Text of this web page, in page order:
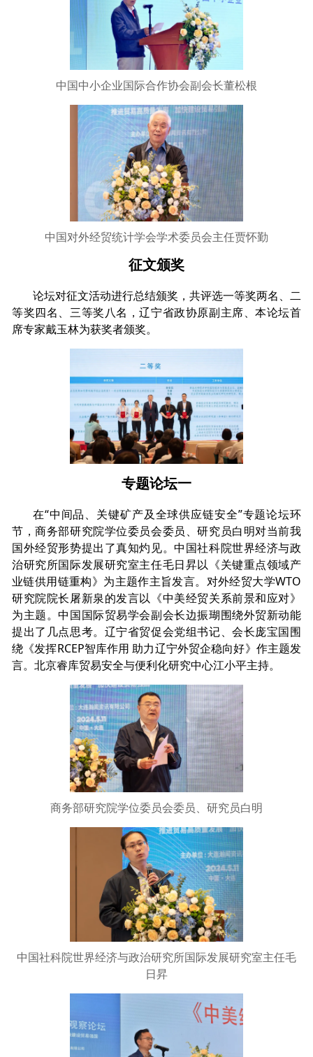
中国中小企业国际合作协会副会长董松根
中国对外经贸统计学会学术委员会主任贾怀勤
征文颁奖
论坛对征文活动进行总结颁奖，共评选一等奖两名、二
等奖四名、三等奖八名，辽宁省政协原副主席、本论坛首
席专家戴玉林为获奖者颁奖。
专题论坛一
在“中间品、关键矿产及全球供应链安全”专题论坛环
节，商务部研究院学位委员会委员、研究员白明对当前我
国外经贸形势提出了真知灼见。中国社科院世界经济与政
治研究所国际发展研究室主任毛日昇以《关键重点领域产
业链供用链重构》为主题作主旨发言。对外经贸大学WTO
研究院院长屠新泉的发言以《中美经贸关系前景和应对》
为主题。中国国际贸易学会副会长边振瑚围绕外贸新动能
提出了几点思考。辽宁省贸促会党组书记、会长庞宝国围
绕《发挥RCEP智库作用 助力辽宁外贸企稳向好》作主题发
言。北京睿库贸易安全与便利化研究中心江小平主持。
商务部研究院学位委员会委员、研究员白明
中国社科院世界经济与政治研究所国际发展研究室主任毛
日昇